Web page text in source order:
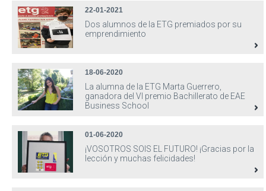
22-01-2021
Dos alumnos de la ETG premiados por su
emprendimiento
18-06-2020
La alumna de la ETG Marta Guerrero,
ganadora del VI premio Bachillerato de EAE
Business School
01-06-2020
¡VOSOTROS SOIS EL FUTURO! ¡Gracias por la
lección y muchas felicidades!